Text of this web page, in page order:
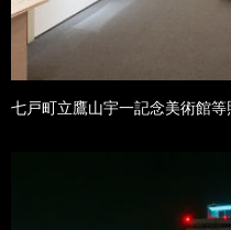
七戸町立鷹山宇一記念美術館